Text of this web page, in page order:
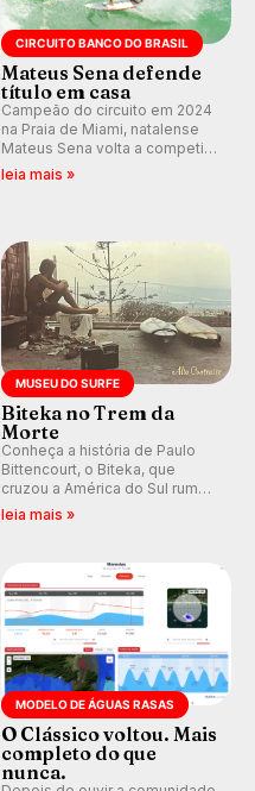
CIRCUITO BANCO DO BRASIL
Mateus Sena defende
título em casa
Campeão do circuito em 2024
na Praia de Miami, natalense
Mateus Sena volta a competir
em casa em busca de manter a
leia mais »
MUSEU DO SURFE
Biteka no Trem da
Morte
Conheça a história de Paulo
Bittencourt, o Biteka, que
cruzou a América do Sul rumo
ao Pacífico em uma jornada
leia mais »
MODELO DE ÁGUAS RASAS
O Clássico voltou. Mais
completo do que
nunca.